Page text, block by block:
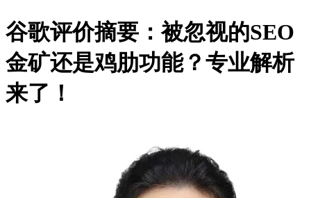
谷歌评价摘要：被忽视的SEO
金矿还是鸡肋功能？专业解析
来了！